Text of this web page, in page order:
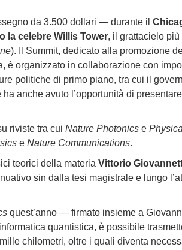
da 3.500 dollari — durante il
la celebre Willis Tower, il grattacielo
). Il Summit, dedicato alla promozione
è organizzato in collaborazione con
politiche di primo piano, tra cui il
anche avuto l’opportunità di
riviste tra cui Nature Photonics e
e Nature Communications.
teorici della materia Vittorio
sin dalla tesi magistrale e lungo
quest’anno — firmato insieme a
quantistica, è possibile
chilometri, oltre i quali diventa